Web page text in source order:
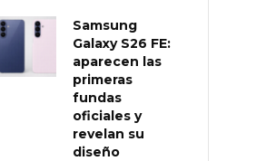
Samsung
Galaxy S26 FE:
aparecen las
primeras
fundas
oficiales y
revelan su
diseño